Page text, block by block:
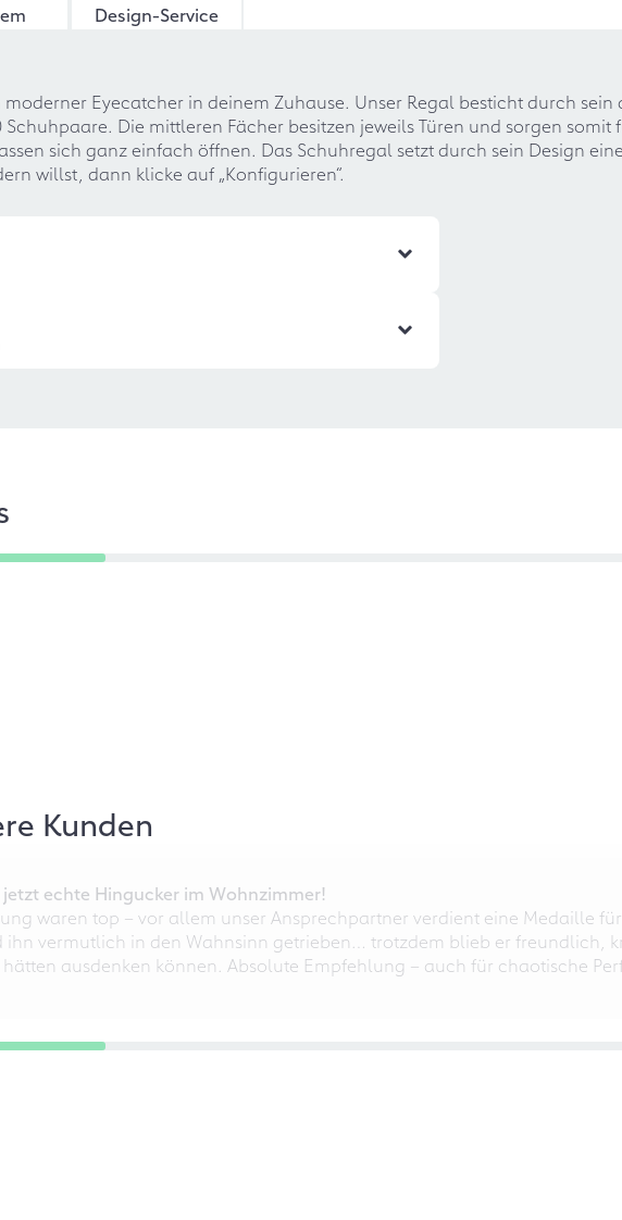
Design-Service
Eyecatcher in deinem Zuhause. Unser Regal besticht durch
Die mittleren Fächer besitzen jeweils Türen und sorgen
sich ganz einfach öffnen. Das Schuhregal setzt durch sein Design
willst, dann klicke auf „Konfigurieren“.
Kunden
echte Hingucker im Wohnzimmer!
waren top – vor allem unser Ansprechpartner verdient eine Medaille
vermutlich in den Wahnsinn getrieben… trotzdem blieb er freundlich,
ausdenken können. Absolute Empfehlung – auch für chaotische